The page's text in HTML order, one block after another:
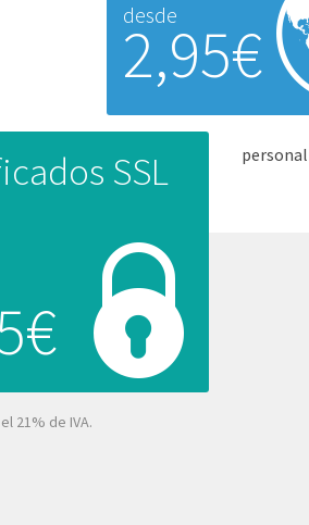
desde
2,95€
SSL
21% de IVA.